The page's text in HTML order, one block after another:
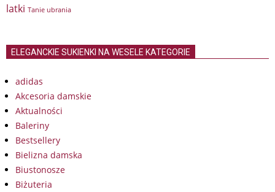
latki Tanie ubrania
ELEGANCKIE SUKIENKI NA WESELE KATEGORIE
adidas
Akcesoria damskie
Aktualności
Baleriny
Bestsellery
Bielizna damska
Biustonosze
Biżuteria